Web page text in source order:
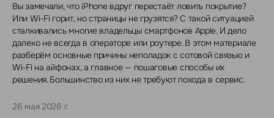
Вы замечали, что iPhone вдруг перестаёт ловить покрытие?
Или Wi-Fi горит, но страницы не грузятся? С такой ситуацией
сталкивались многие владельцы смартфонов Apple. И дело
далеко не всегда в операторе или роутере. В этом материале
разберём основные причины неполадок с сотовой связью и
Wi-Fi на айфонах, а главное — пошаговые способы их
решения. Большинство из них не требуют похода в сервис.
26 мая 2026 г.